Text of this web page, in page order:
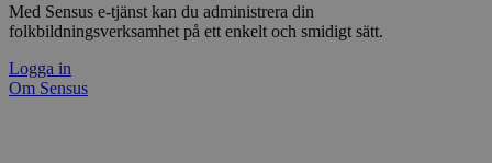
Med Sensus e-tjänst kan du administrera din
folkbildningsverksamhet på ett enkelt och smidigt sätt.
Logga in
Om Sensus